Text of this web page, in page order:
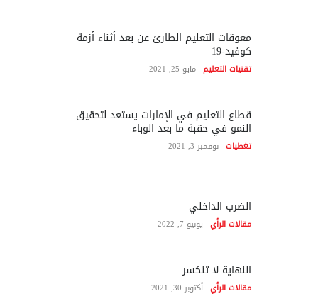
معوقات التعليم الطارئ عن بعد أثناء أزمة
كوفيد-19
تقنيات التعليم مايو 25, 2021
قطاع التعليم في الإمارات يستعد لتحقيق
النمو في حقبة ما بعد الوباء
تغطيات نوفمبر 3, 2021
الضرب الداخلي
مقالات الرأي يونيو 7, 2022
النهاية لا تنكسر
مقالات الرأي أكتوبر 30, 2021